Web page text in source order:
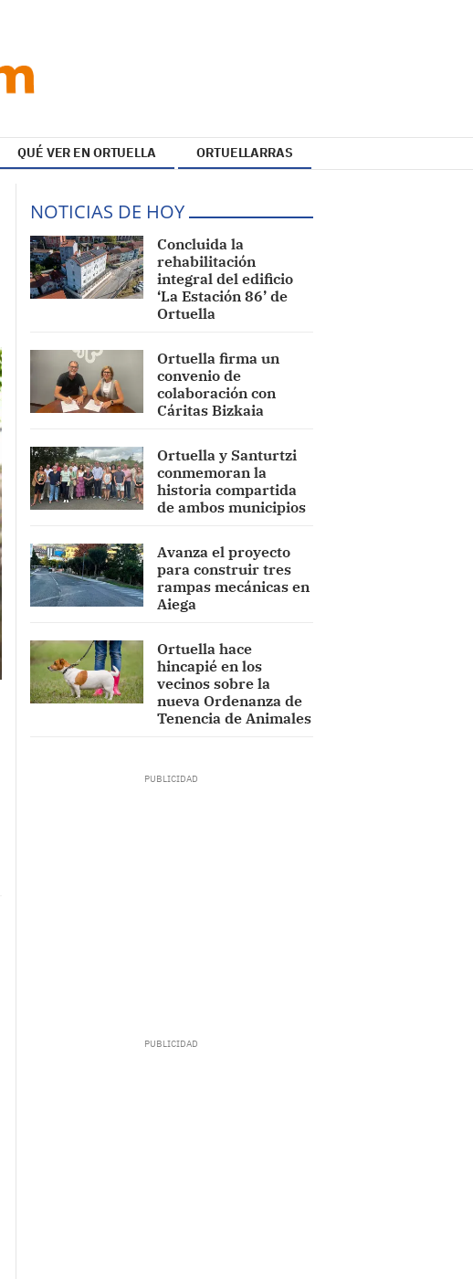
QUÉ VER EN ORTUELLA ORTUELLARRAS
NOTICIAS DE HOY
Concluida la
rehabilitación
integral del edificio
‘La Estación 86’ de
Ortuella
Ortuella firma un
convenio de
colaboración con
Cáritas Bizkaia
Ortuella y Santurtzi
conmemoran la
historia compartida
de ambos municipios
Avanza el proyecto
para construir tres
rampas mecánicas en
Aiega
Ortuella hace
hincapié en los
vecinos sobre la
nueva Ordenanza de
Tenencia de Animales